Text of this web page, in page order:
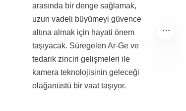
arasında bir denge sağlamak,
uzun vadeli büyümeyi güvence
altına almak için hayati önem
taşıyacak. Süregelen Ar-Ge ve
tedarik zinciri gelişmeleri ile
kamera teknolojisinin geleceği
olağanüstü bir vaat taşıyor.